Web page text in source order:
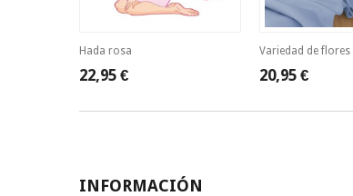
Hada rosa
22,95 €
Variedad de flores
20,95 €
INFORMACIÓN